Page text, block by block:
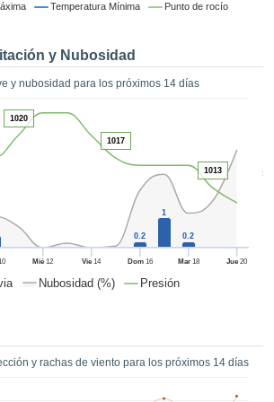
Temperatura Mínima Punto de rocío
y Nubosidad
y nubosidad para los próximos 14 días
Nubosidad (%) Presión
50
Mié 12 Vie 14 Dom16 Mar18 Jue 20
0.2
1
0.2
1020
1017
1013
y rachas de viento para los próximos 14 días